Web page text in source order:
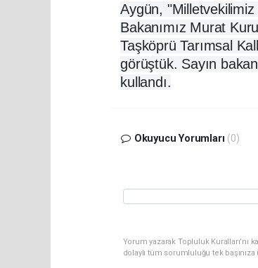
Aygün,
Bakanımız Murat
Taşköprü Tarımsal
görüştük. Sayın
kullandı.
Okuyucu Yorumları (0)
Yorum yazarak Topluluk
dolaylı tüm sorumluluğu tek